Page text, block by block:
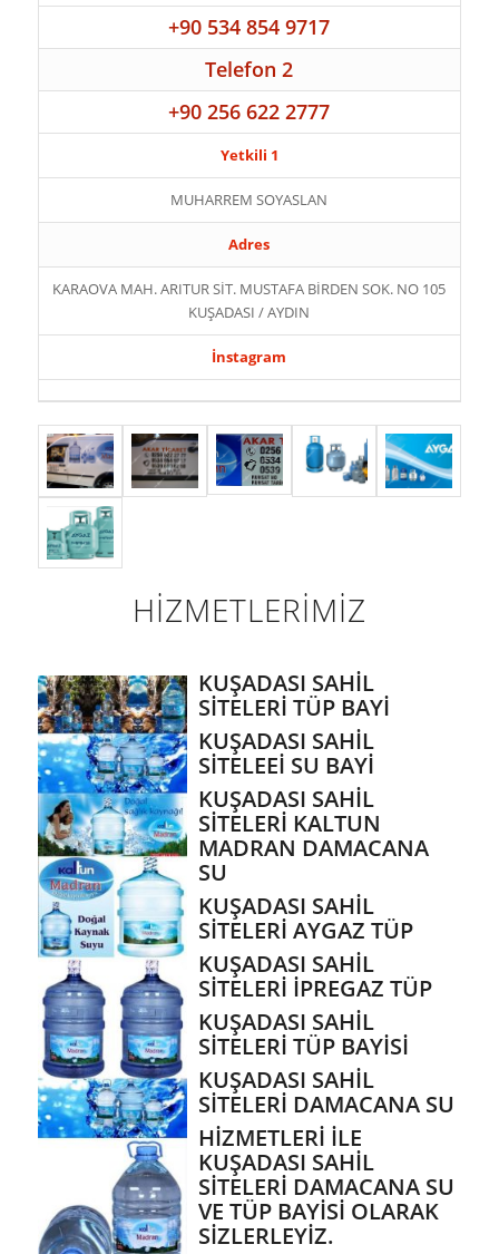
+90 534 854 9717
Telefon 2
+90 256 622 2777
Yetkili 1
MUHARREM SOYASLAN
Adres
KARAOVA MAH. ARITUR SİT. MUSTAFA BİRDEN SOK. NO 105
KUŞADASI / AYDIN
İnstagram
HİZMETLERİMİZ
KUŞADASI SAHİL
SİTELERİ TÜP BAYİ
KUŞADASI SAHİL
SİTELEEİ SU BAYİ
KUŞADASI SAHİL
SİTELERİ KALTUN
MADRAN DAMACANA
SU
KUŞADASI SAHİL
SİTELERİ AYGAZ TÜP
KUŞADASI SAHİL
SİTELERİ İPREGAZ TÜP
KUŞADASI SAHİL
SİTELERİ TÜP BAYİSİ
KUŞADASI SAHİL
SİTELERİ DAMACANA SU
HİZMETLERİ İLE
KUŞADASI SAHİL
SİTELERİ DAMACANA SU
VE TÜP BAYİSİ OLARAK
SİZLERLEYİZ.